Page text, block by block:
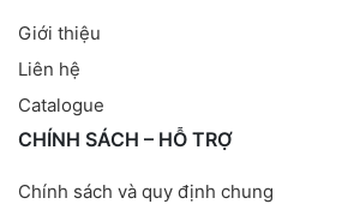
Giới thiệu
Liên hệ
Catalogue
CHÍNH SÁCH – HỖ TRỢ
Chính sách và quy định chung